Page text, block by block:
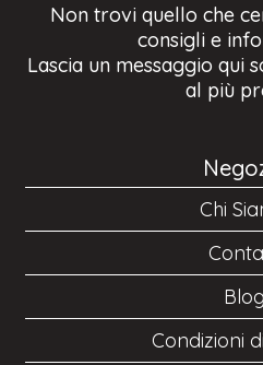
Non trovi quello che
consigli e
Lascia un messaggio qui
al più
Chi
Blog
Condizioni